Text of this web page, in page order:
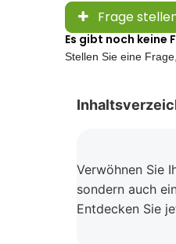
Frage
Es gibt noch keine
Stellen Sie eine
Verwöhnen Sie
sondern auch
Entdecken Sie